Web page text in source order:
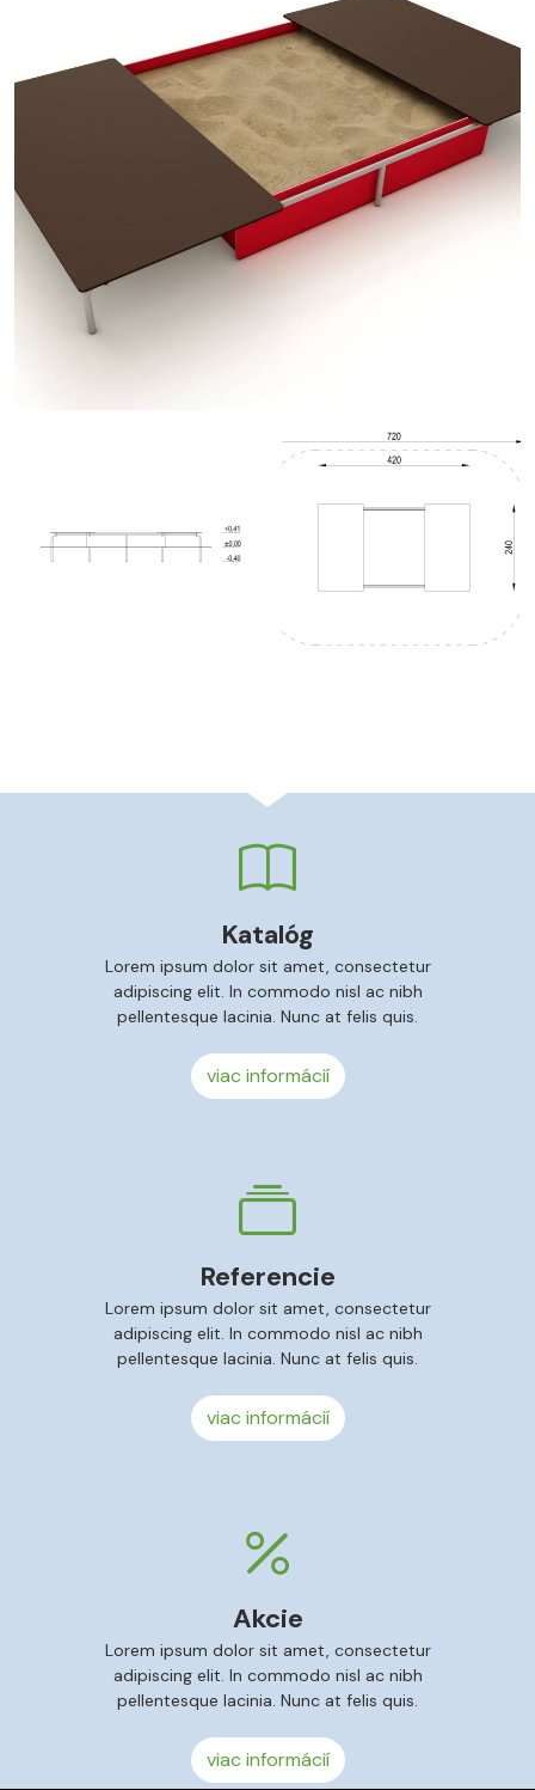
Katalóg
Lorem ipsum dolor sit amet, consectetur
adipiscing elit. In commodo nisl ac nibh
pellentesque lacinia. Nunc at felis quis.
viac informácií
Referencie
Lorem ipsum dolor sit amet, consectetur
adipiscing elit. In commodo nisl ac nibh
pellentesque lacinia. Nunc at felis quis.
viac informácií
Akcie
Lorem ipsum dolor sit amet, consectetur
adipiscing elit. In commodo nisl ac nibh
pellentesque lacinia. Nunc at felis quis.
viac informácií